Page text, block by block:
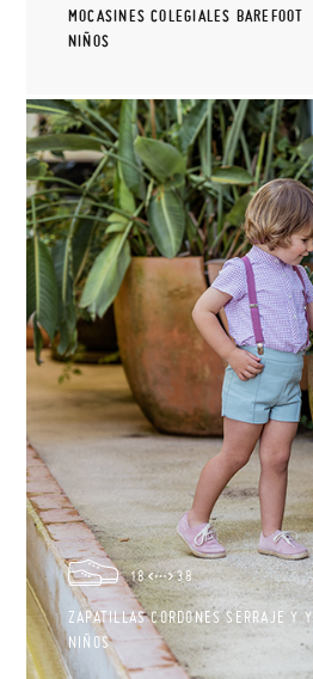
MOCASINES COLEGIALES BAREFOOT
NIÑOS
18 38
ZAPATILLAS CORDONES SERRAJE Y
NIÑOS